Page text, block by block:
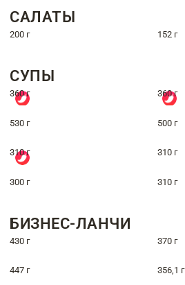
САЛАТЫ
200 г 152 г
СУПЫ
360 г 360 г
530 г 500 г
310 г 310 г
300 г 310 г
БИЗНЕС-ЛАНЧИ
430 г 370 г
447 г 356,1 г